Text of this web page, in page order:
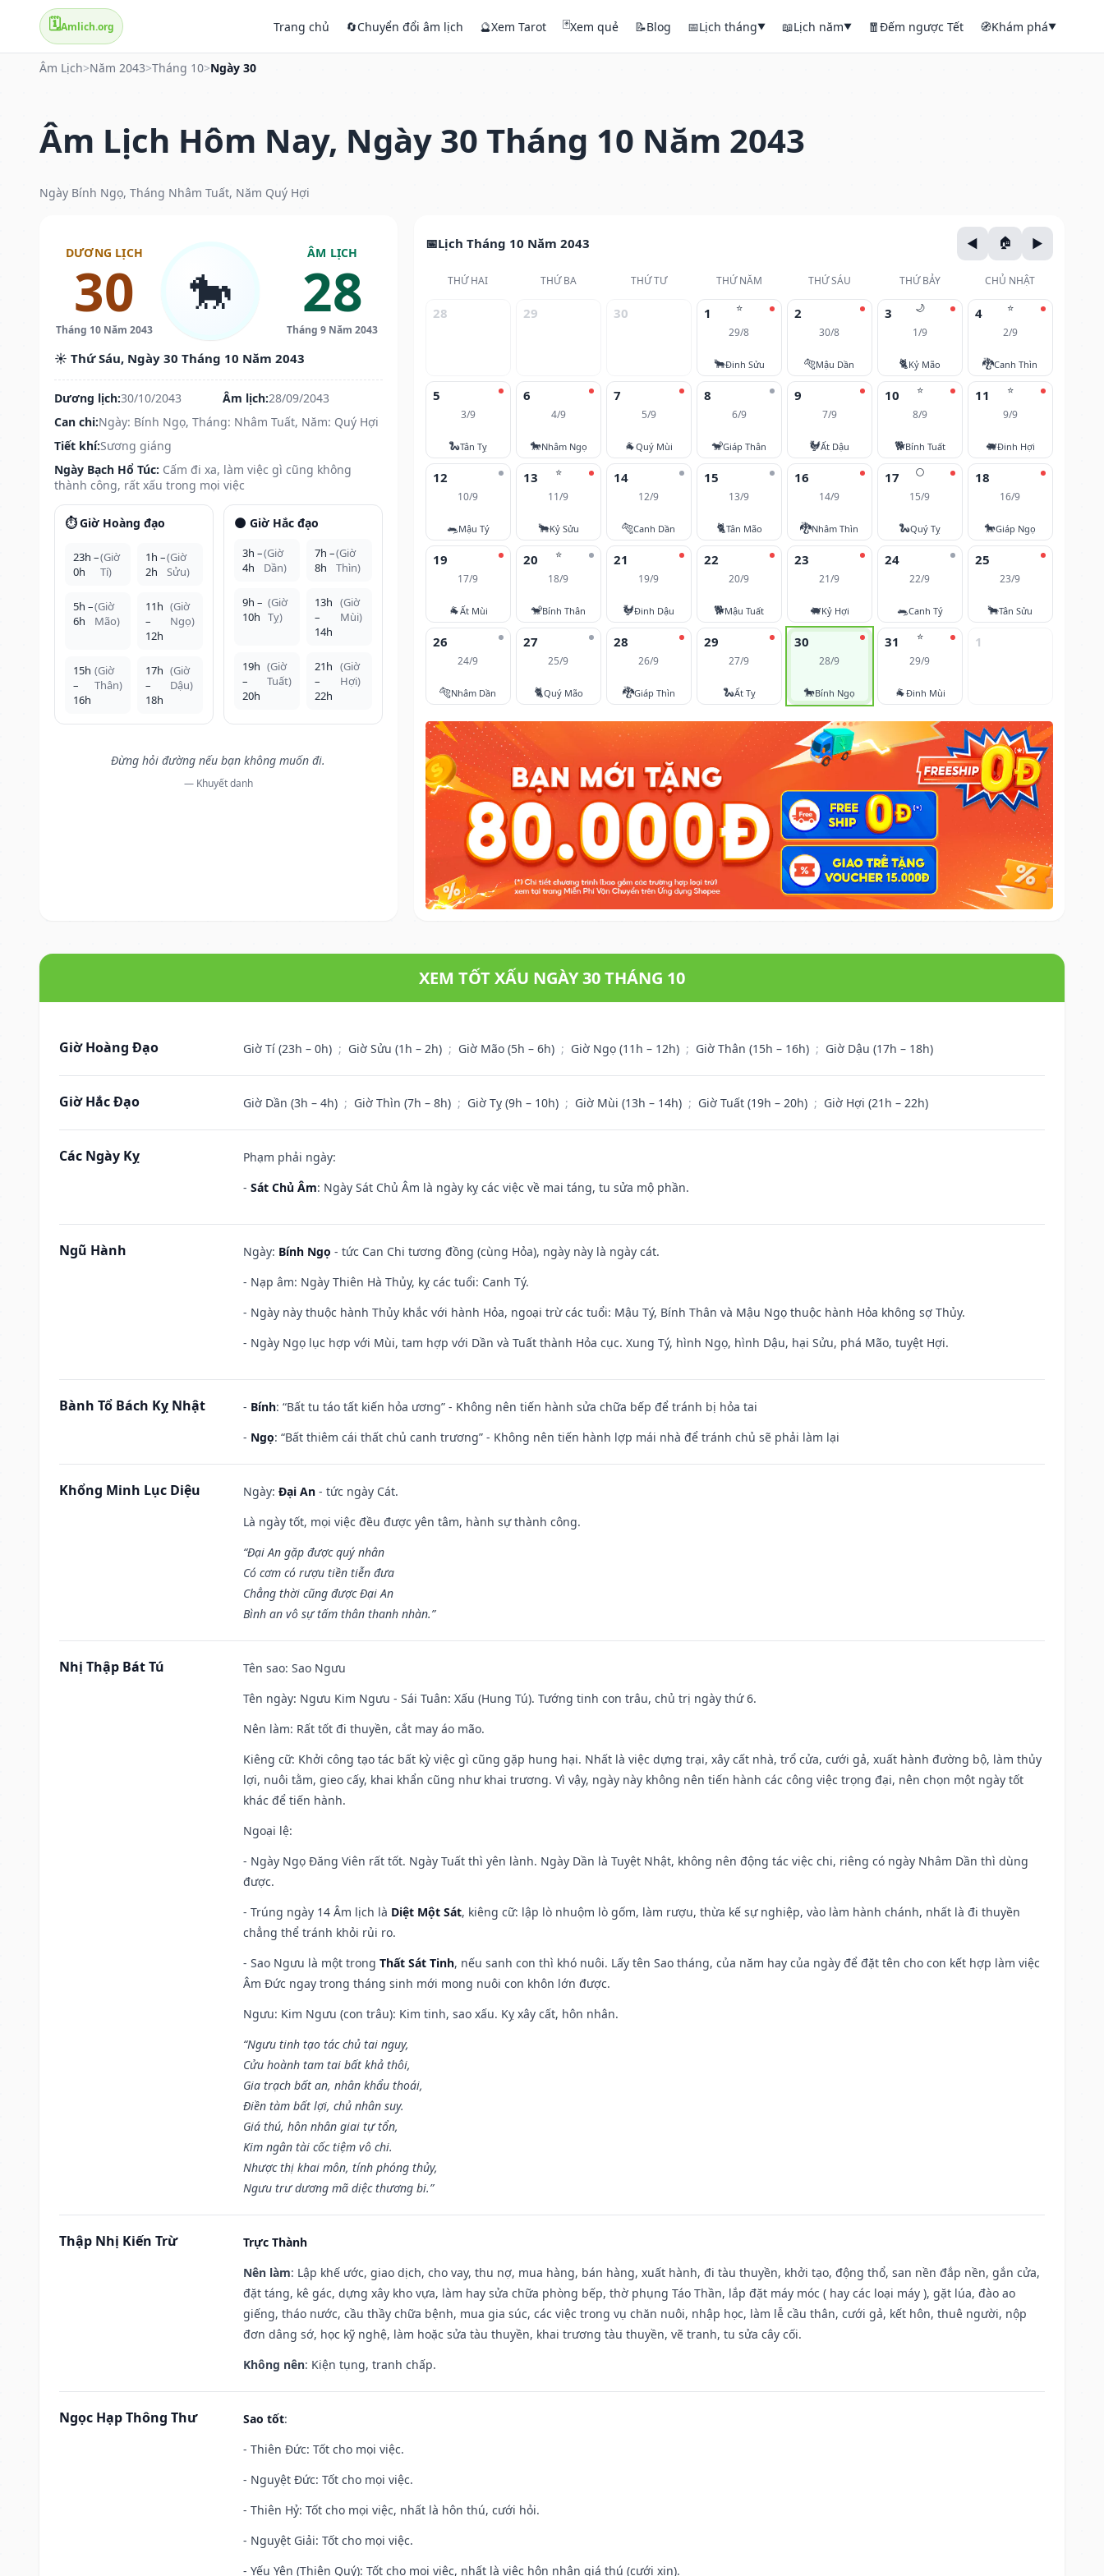
🗓️Amlich.org Trang chủ 🔄Chuyển đổi âm lịch 🔮Xem Tarot 🃏Xem quẻ 📝Blog 📅Lịch tháng▼ 📖Lịch năm▼ 🧧Đếm ngược Tết 🧭Khám phá▼
Âm Lịch>Năm 2043>Tháng 10>Ngày 30
Âm Lịch Hôm Nay, Ngày 30 Tháng 10 Năm 2043
Ngày Bính Ngọ, Tháng Nhâm Tuất, Năm Quý Hợi
DƯƠNG LỊCH
30
Tháng 10 Năm 2043
🐎
ÂM LỊCH
28
Tháng 9 Năm 2043
☀️ Thứ Sáu, Ngày 30 Tháng 10 Năm 2043
Dương lịch:30/10/2043 Âm lịch:28/09/2043
Can chi:Ngày: Bính Ngọ, Tháng: Nhâm Tuất, Năm: Quý Hợi
Tiết khí:Sương giáng
Ngày Bạch Hổ Túc: Cấm đi xa, làm việc gì cũng không
thành công, rất xấu trong mọi việc
⏱️ Giờ Hoàng đạo
23h –
0h
(Giờ
Tí)
1h –
2h
(Giờ
Sửu)
5h –
6h
(Giờ
Mão)
11h
–
12h
(Giờ
Ngọ)
15h
–
16h
(Giờ
Thân)
17h
–
18h
(Giờ
Dậu)
🌑 Giờ Hắc đạo
3h –
4h
(Giờ
Dần)
7h –
8h
(Giờ
Thìn)
9h –
10h
(Giờ
Tỵ)
13h
–
14h
(Giờ
Mùi)
19h
–
20h
(Giờ
Tuất)
21h
–
22h
(Giờ
Hợi)
Đừng hỏi đường nếu bạn không muốn đi.
— Khuyết danh
Lịch Tháng 10 Năm 2043
THỨ HAI THỨ BA THỨ TƯ THỨ NĂM THỨ SÁU THỨ BẢY CHỦ NHẬT
28 29 30 ⭐
1
29/8
🐂Đinh Sửu
2
30/8
🐅Mậu Dần
🌙
3
1/9
🐈Kỷ Mão
⭐
4
2/9
🐉Canh Thìn
5
3/9
🐍Tân Tỵ
6
4/9
🐎Nhâm Ngọ
7
5/9
🐐Quý Mùi
8
6/9
🐒Giáp Thân
9
7/9
🐓Ất Dậu
⭐
10
8/9
🐕Bính Tuất
⭐
11
9/9
🐖Đinh Hợi
12
10/9
🐀Mậu Tý
⭐
13
11/9
🐂Kỷ Sửu
14
12/9
🐅Canh Dần
15
13/9
🐈Tân Mão
16
14/9
🐉Nhâm Thìn
🌕
17
15/9
🐍Quý Tỵ
18
16/9
🐎Giáp Ngọ
19
17/9
🐐Ất Mùi
⭐
20
18/9
🐒Bính Thân
21
19/9
🐓Đinh Dậu
22
20/9
🐕Mậu Tuất
23
21/9
🐖Kỷ Hợi
24
22/9
🐀Canh Tý
25
23/9
🐂Tân Sửu
26
24/9
🐅Nhâm Dần
27
25/9
🐈Quý Mão
28
26/9
🐉Giáp Thìn
29
27/9
🐍Ất Tỵ
30
28/9
🐎Bính Ngọ
⭐
31
29/9
🐐Đinh Mùi
1
XEM TỐT XẤU NGÀY 30 THÁNG 10
Giờ Hoàng Đạo Giờ Tí (23h – 0h) ; Giờ Sửu (1h – 2h) ; Giờ Mão (5h – 6h) ; Giờ Ngọ (11h – 12h) ; Giờ Thân (15h – 16h) ; Giờ Dậu (17h – 18h)
Giờ Hắc Đạo Giờ Dần (3h – 4h) ; Giờ Thìn (7h – 8h) ; Giờ Tỵ (9h – 10h) ; Giờ Mùi (13h – 14h) ; Giờ Tuất (19h – 20h) ; Giờ Hợi (21h – 22h)
Các Ngày Kỵ
Phạm phải ngày:
- Sát Chủ Âm: Ngày Sát Chủ Âm là ngày kỵ các việc về mai táng, tu sửa mộ phần.
Ngũ Hành Ngày: Bính Ngọ - tức Can Chi tương đồng (cùng Hỏa), ngày này là ngày cát.
- Nạp âm: Ngày Thiên Hà Thủy, kỵ các tuổi: Canh Tý.
- Ngày này thuộc hành Thủy khắc với hành Hỏa, ngoại trừ các tuổi: Mậu Tý, Bính Thân và Mậu Ngọ thuộc hành Hỏa không sợ Thủy.
- Ngày Ngọ lục hợp với Mùi, tam hợp với Dần và Tuất thành Hỏa cục. Xung Tý, hình Ngọ, hình Dậu, hại Sửu, phá Mão, tuyệt Hợi.
Bành Tổ Bách Kỵ Nhật - Bính: “Bất tu táo tất kiến hỏa ương” - Không nên tiến hành sửa chữa bếp để tránh bị hỏa tai
- Ngọ: “Bất thiêm cái thất chủ canh trương” - Không nên tiến hành lợp mái nhà để tránh chủ sẽ phải làm lại
Khổng Minh Lục Diệu Ngày: Đại An - tức ngày Cát.
Là ngày tốt, mọi việc đều được yên tâm, hành sự thành công.
“Đại An gặp được quý nhân
Có cơm có rượu tiền tiễn đưa
Chẳng thời cũng được Đại An
Bình an vô sự tấm thân thanh nhàn.”
Nhị Thập Bát Tú Tên sao: Sao Ngưu
Tên ngày: Ngưu Kim Ngưu - Sái Tuân: Xấu (Hung Tú). Tướng tinh con trâu, chủ trị ngày thứ 6.
Nên làm: Rất tốt đi thuyền, cắt may áo mão.
Kiêng cữ: Khởi công tạo tác bất kỳ việc gì cũng gặp hung hại. Nhất là việc dựng trại, xây cất nhà, trổ cửa, cưới gả, xuất hành đường bộ, làm thủy
lợi, nuôi tằm, gieo cấy, khai khẩn cũng như khai trương. Vì vậy, ngày này không nên tiến hành các công việc trọng đại, nên chọn một ngày tốt
khác để tiến hành.
Ngoại lệ:
- Ngày Ngọ Đăng Viên rất tốt. Ngày Tuất thì yên lành. Ngày Dần là Tuyệt Nhật, không nên động tác việc chi, riêng có ngày Nhâm Dần thì dùng
được.
- Trúng ngày 14 Âm lịch là Diệt Một Sát, kiêng cữ: lập lò nhuộm lò gốm, làm rượu, thừa kế sự nghiệp, vào làm hành chánh, nhất là đi thuyền
chẳng thể tránh khỏi rủi ro.
- Sao Ngưu là một trong Thất Sát Tinh, nếu sanh con thì khó nuôi. Lấy tên Sao tháng, của năm hay của ngày để đặt tên cho con kết hợp làm việc
Âm Đức ngay trong tháng sinh mới mong nuôi con khôn lớn được.
Ngưu: Kim Ngưu (con trâu): Kim tinh, sao xấu. Kỵ xây cất, hôn nhân.
“Ngưu tinh tạo tác chủ tai nguy,
Cửu hoành tam tai bất khả thôi,
Gia trạch bất an, nhân khẩu thoái,
Điền tàm bất lợi, chủ nhân suy.
Giá thú, hôn nhân giai tự tổn,
Kim ngân tài cốc tiệm vô chi.
Nhược thị khai môn, tính phóng thủy,
Ngưu trư dương mã diệc thương bi.”
Thập Nhị Kiến Trừ
Trực Thành
Nên làm: Lập khế ước, giao dịch, cho vay, thu nợ, mua hàng, bán hàng, xuất hành, đi tàu thuyền, khởi tạo, động thổ, san nền đắp nền, gắn cửa,
đặt táng, kê gác, dựng xây kho vựa, làm hay sửa chữa phòng bếp, thờ phụng Táo Thần, lắp đặt máy móc ( hay các loại máy ), gặt lúa, đào ao
giếng, tháo nước, cầu thầy chữa bệnh, mua gia súc, các việc trong vụ chăn nuôi, nhập học, làm lễ cầu thân, cưới gả, kết hôn, thuê người, nộp
đơn dâng sớ, học kỹ nghệ, làm hoặc sửa tàu thuyền, khai trương tàu thuyền, vẽ tranh, tu sửa cây cối.
Không nên: Kiện tụng, tranh chấp.
Ngọc Hạp Thông Thư Sao tốt:
- Thiên Đức: Tốt cho mọi việc.
- Nguyệt Đức: Tốt cho mọi việc.
- Thiên Hỷ: Tốt cho mọi việc, nhất là hôn thú, cưới hỏi.
- Nguyệt Giải: Tốt cho mọi việc.
- Yếu Yên (Thiên Quý): Tốt cho mọi việc, nhất là việc hôn nhân giá thú (cưới xin).